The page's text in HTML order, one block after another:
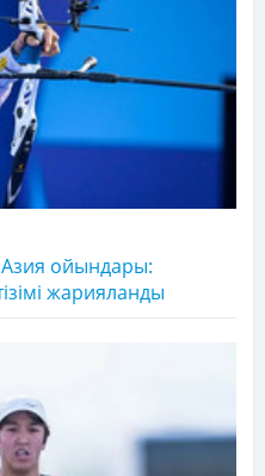
ойындары:
жарияланды